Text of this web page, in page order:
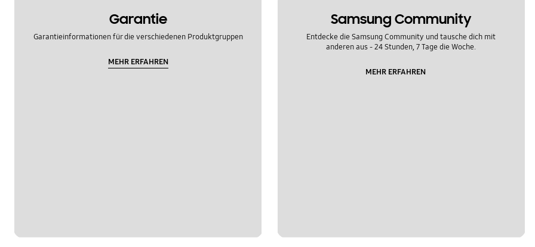
Garantie
Garantieinformationen für die verschiedenen Produktgruppen
MEHR ERFAHREN
Samsung Community
Entdecke die Samsung Community und tausche dich mit
anderen aus - 24 Stunden, 7 Tage die Woche.
MEHR ERFAHREN